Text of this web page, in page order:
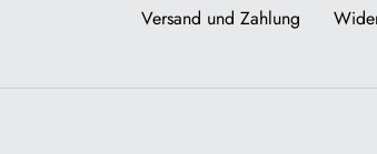
Versand und Zahlung